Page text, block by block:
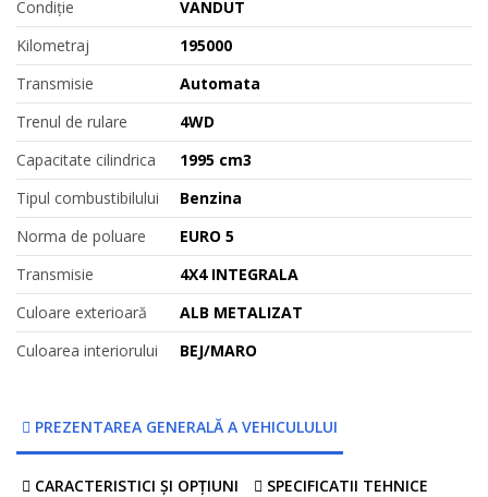
Condiție
VANDUT
Kilometraj
195000
Transmisie
Automata
Trenul de rulare
4WD
Capacitate cilindrica
1995 cm3
Tipul combustibilului
Benzina
Norma de poluare
EURO 5
Transmisie
4X4 INTEGRALA
Culoare exterioară
ALB METALIZAT
Culoarea interiorului
BEJ/MARO
PREZENTAREA GENERALĂ A VEHICULULUI
CARACTERISTICI ȘI OPȚIUNI SPECIFICATII TEHNICE